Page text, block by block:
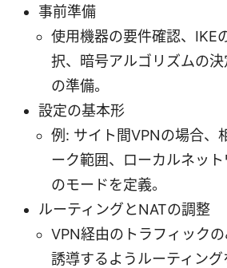
事前準備
使用機器の要件確認、IKE
択、暗号アルゴリズムの
の準備。
設定の基本形
例: サイト間VPNの場合、
ーク範囲、ローカルネッ
のモードを定義。
ルーティングとNATの調整
VPN経由のトラフィック
誘導するようルーティン